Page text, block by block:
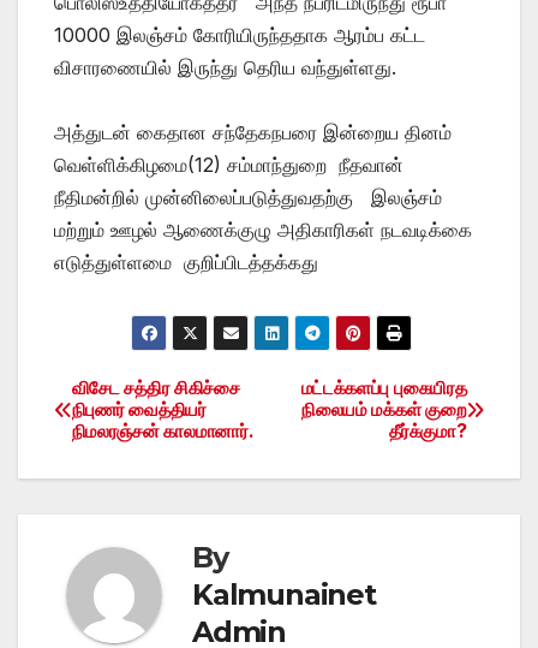
10000 இலஞ்சம் கோரியிருந்ததாக ஆரம்ப கட்ட
விசாரணையில் இருந்து தெரிய வந்துள்ளது.
அத்துடன் கைதான சந்தேகநபரை இன்றைய தினம்
வெள்ளிக்கிழமை(12) சம்மாந்துறை நீதவான்
நீதிமன்றில் முன்னிலைப்படுத்துவதற்கு இலஞ்சம்
மற்றும் ஊழல் ஆணைக்குழு அதிகாரிகள் நடவடிக்கை
எடுத்துள்ளமை குறிப்பிடத்தக்கது
Post
navigation
மட்டக்களப்பு புகையிரத
நிலையம் மக்கள் குறை
தீர்க்குமா?
விசேட சத்திர சிகிச்சை
நிபுணர் வைத்தியர்
நிமலரஞ்சன் காலமானார்.
By
Kalmunainet
Admin